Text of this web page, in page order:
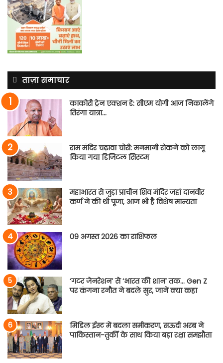
ताज़ा समाचार
काकोरी ट्रेन एक्शन डे: सीएम योगी आज निकालेंगे
तिरंगा यात्रा…
राम मंदिर चढ़ावा चोरी: मनमानी रोकने को लागू
किया गया डिजिटल सिस्टम
महाभारत से जुड़ा प्राचीन शिव मंदिर जहां दानवीर
कर्ण ने की थी पूजा, आज भी है विशेष मान्यता
09 अगस्त 2026 का राशिफल
‘गटर जेनरेशन’ से ‘भारत की शान’ तक… Gen Z
पर कंगना रनौत ने बदले सुर, जानें क्या कहा
मिडिल ईस्ट में बदला समीकरण, सऊदी अरब ने
पाकिस्तान-तुर्की के साथ किया बड़ा रक्षा समझौता